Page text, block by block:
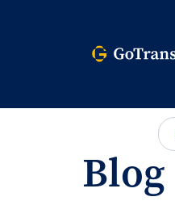
Blog